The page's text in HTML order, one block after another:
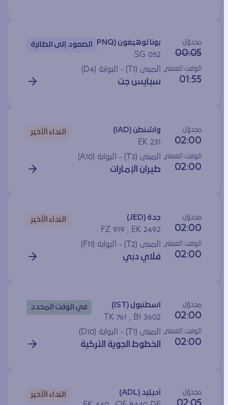
مجدوَل
00:05
بونا لوهيغون (PNQ)
SG 052
الصعود إلى الطائرة
الوقت الفعلي
01:55
المبنى (T1) - البوابة ( D4
)
سبايس جت
مجدوَل
02:00
واشنطن (IAD)
EK 231
النداء الأخير
الوقت الفعلي
02:00
المبنى (T3) - البوابة ( A10
)
طيران الإمارات
مجدوَل
02:00
جدة (JED)
FZ 919 , EK 2492
النداء الأخير
الوقت الفعلي
02:00
المبنى (T2) - البوابة ( F11
)
فلاي دبي
مجدوَل
02:00
اسطنبول (IST)
TK 761 , BI 3602
في الوقت المحدد
الوقت الفعلي
02:00
المبنى (T1) - البوابة ( D10
)
الخطوط الجوية التركية
مجدوَل
أديليد (ADL)
النداء الأخير